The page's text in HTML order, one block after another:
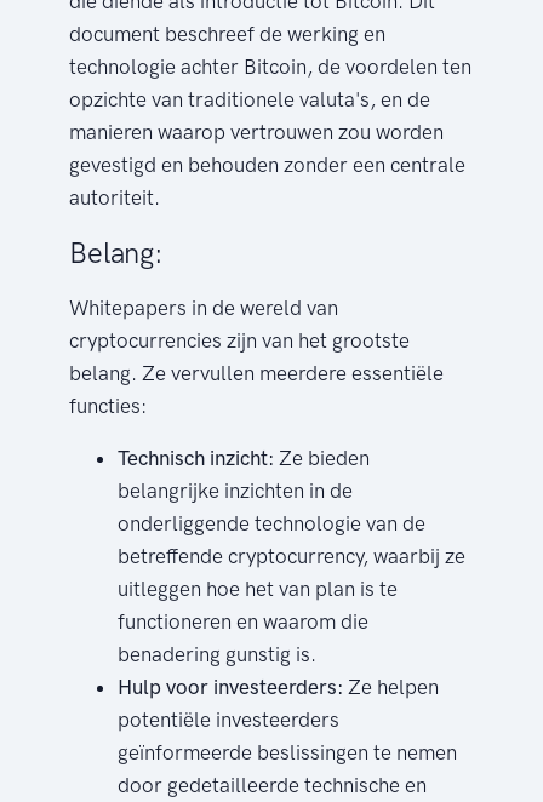
document beschreef de werking en
technologie achter Bitcoin, de voordelen ten
opzichte van traditionele valuta's, en de
manieren waarop vertrouwen zou worden
gevestigd en behouden zonder een centrale
autoriteit.
Belang:
Whitepapers in de wereld van
cryptocurrencies zijn van het grootste
belang. Ze vervullen meerdere essentiële
functies:
Technisch inzicht: Ze bieden
belangrijke inzichten in de
onderliggende technologie van de
betreffende cryptocurrency, waarbij ze
uitleggen hoe het van plan is te
functioneren en waarom die
benadering gunstig is.
Hulp voor investeerders: Ze helpen
potentiële investeerders
geïnformeerde beslissingen te nemen
door gedetailleerde technische en